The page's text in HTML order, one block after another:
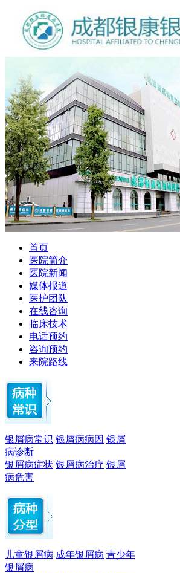
首页
医院简介
医院新闻
媒体报道
医护团队
在线咨询
临床技术
电话预约
咨询预约
来院路线
银屑病常识 银屑病病因 银屑
病诊断
银屑病症状 银屑病治疗 银屑
病危害
儿童银屑病 成年银屑病 青少年
银屑病